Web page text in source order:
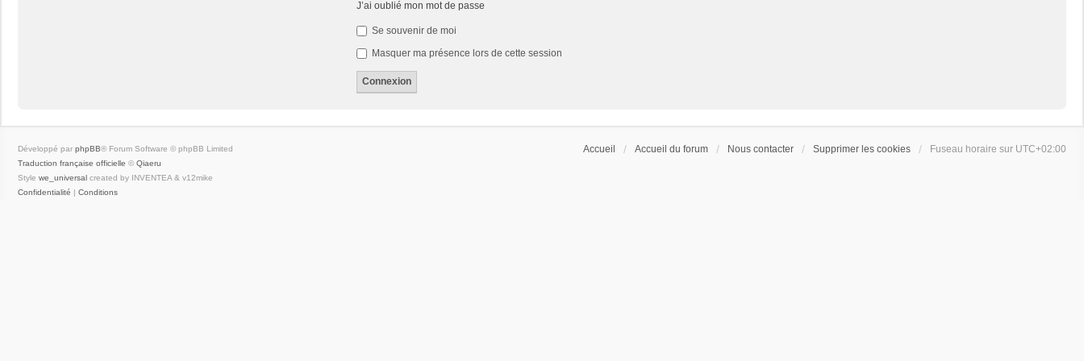
J’ai oublié mon mot de passe
Se souvenir de moi
Masquer ma présence lors de cette session
Accueil Accueil du forum Nous contacter Supprimer les cookies Fuseau horaire sur UTC+02:00
Développé par phpBB® Forum Software © phpBB Limited
Traduction française officielle © Qiaeru
Style we_universal created by INVENTEA & v12mike
Confidentialité | Conditions